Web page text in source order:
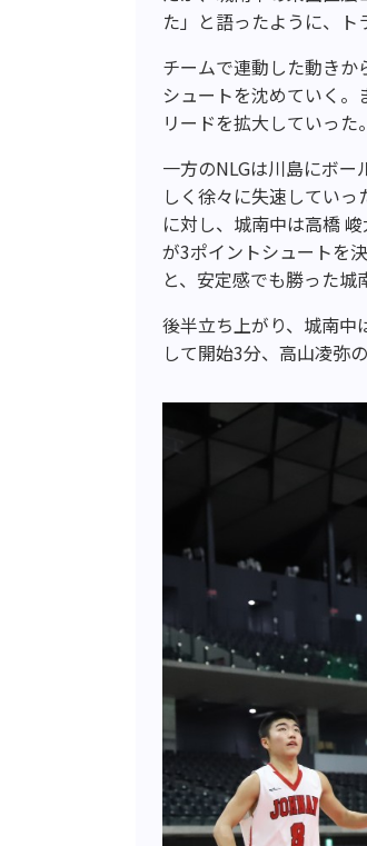
た」と語ったように、ト
チームで連動した動き
シュートを沈めていく
リードを拡大していった。
一方のNLGは川島にボ
しく徐々に失速してい
に対し、城南中は高橋
が3ポイントシュートを
と、安定感でも勝った城
後半立ち上がり、城南中
して開始3分、高山凌弥